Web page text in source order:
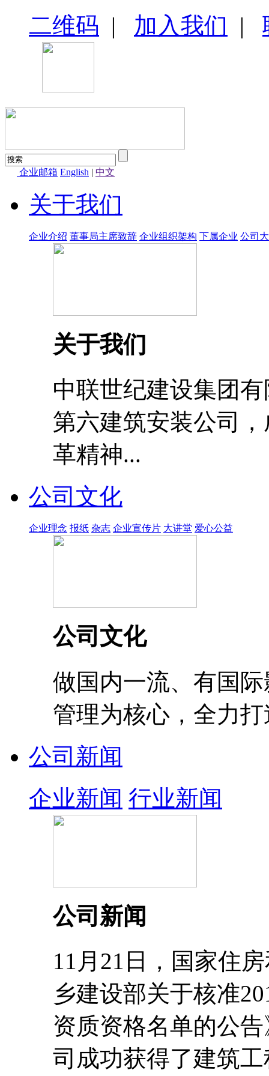
二维码 | 加入我们 |
企业邮箱 English | 中文
关于我们
企业介绍 董事局主席致辞 企业组织架构 下属企业 公司
关于我们
中联世纪建设集团
第六建筑安装公司
革精神...
公司文化
企业理念 报纸 杂志 企业宣传片 大讲堂 爱心公益
公司文化
做国内一流、有国
管理为核心，全力
公司新闻
企业新闻 行业新闻
公司新闻
11月21日，国家住
乡建设部关于核准
资质资格名单的公
司成功获得了建筑